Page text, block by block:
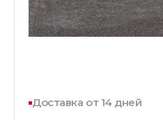
Доставка от 14 дней